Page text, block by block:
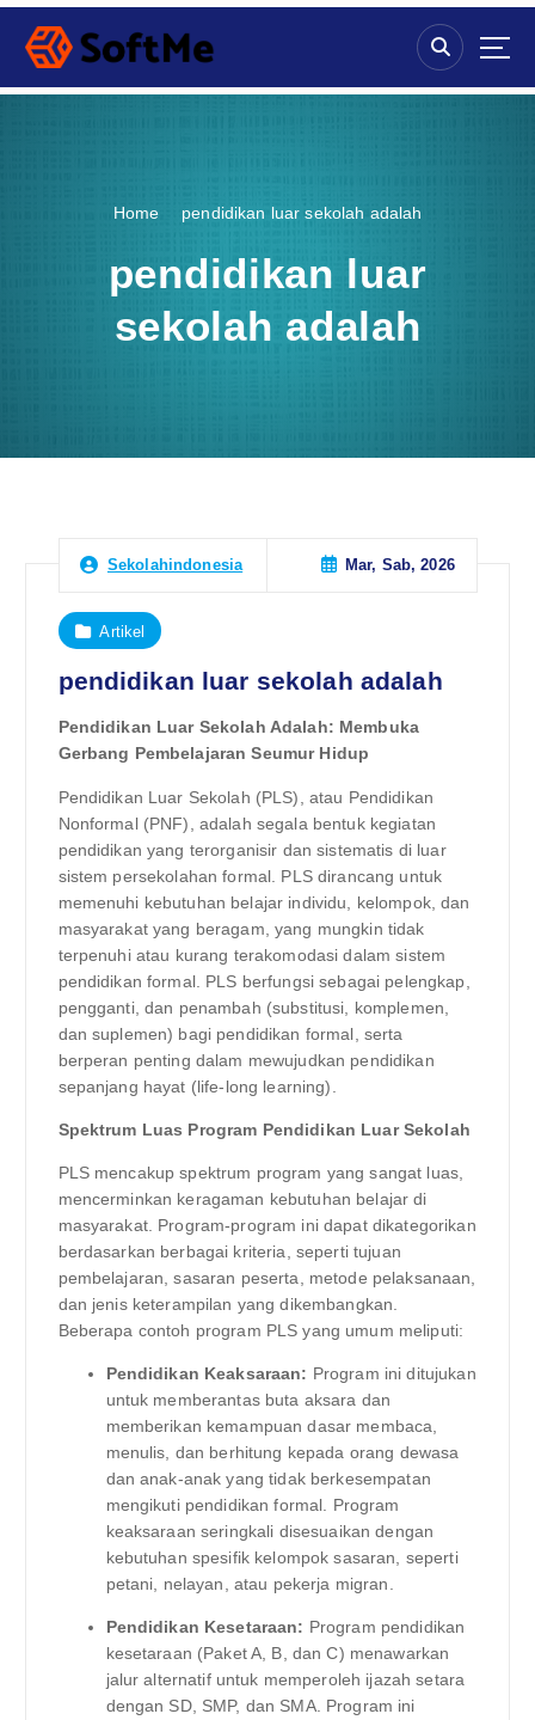
S
p
Home pendidikan luar sekolah adalah
pendidikan luar
sekolah adalah
Sekolahindonesia Mar, Sab, 2026
Artikel
pendidikan luar sekolah adalah
Pendidikan Luar Sekolah Adalah: Membuka
Gerbang Pembelajaran Seumur Hidup
Pendidikan Luar Sekolah (PLS), atau Pendidikan
Nonformal (PNF), adalah segala bentuk kegiatan
pendidikan yang terorganisir dan sistematis di luar
sistem persekolahan formal. PLS dirancang untuk
memenuhi kebutuhan belajar individu, kelompok, dan
masyarakat yang beragam, yang mungkin tidak
terpenuhi atau kurang terakomodasi dalam sistem
pendidikan formal. PLS berfungsi sebagai pelengkap,
pengganti, dan penambah (substitusi, komplemen,
dan suplemen) bagi pendidikan formal, serta
berperan penting dalam mewujudkan pendidikan
sepanjang hayat (life-long learning).
Spektrum Luas Program Pendidikan Luar Sekolah
PLS mencakup spektrum program yang sangat luas,
mencerminkan keragaman kebutuhan belajar di
masyarakat. Program-program ini dapat dikategorikan
berdasarkan berbagai kriteria, seperti tujuan
pembelajaran, sasaran peserta, metode pelaksanaan,
dan jenis keterampilan yang dikembangkan.
Beberapa contoh program PLS yang umum meliputi:
Pendidikan Keaksaraan: Program ini ditujukan
untuk memberantas buta aksara dan
memberikan kemampuan dasar membaca,
menulis, dan berhitung kepada orang dewasa
dan anak-anak yang tidak berkesempatan
mengikuti pendidikan formal. Program
keaksaraan seringkali disesuaikan dengan
kebutuhan spesifik kelompok sasaran, seperti
petani, nelayan, atau pekerja migran.
Pendidikan Kesetaraan: Program pendidikan
kesetaraan (Paket A, B, dan C) menawarkan
jalur alternatif untuk memperoleh ijazah setara
dengan SD, SMP, dan SMA. Program ini